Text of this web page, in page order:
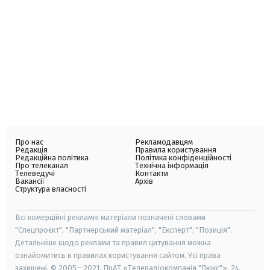
Про нас
Редакція
Редакційна політика
Про телеканал
Телеведучі
Вакансії
Структура власності
Рекламодавцям
Правила користування
Політика конфіденційності
Технічна інформація
Контакти
Архів
Всі комерційні рекламні матеріали позначені словами
"Спецпроєкт", "Партнерський матеріал", "Експерт", "Позиція".
Детальніше щодо реклами та правил цитування можна
ознайомитись в правилах користування сайтом. Усі права
захищені. © 2005—2021, ПрАТ «Телерадіокомпанія "Люкс"», 24